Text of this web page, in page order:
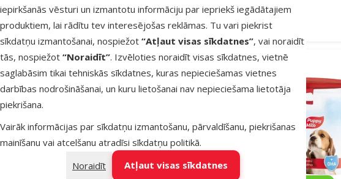
iepirkšanās vēsturi un izmantotu informāciju par iepriekš iegādātajiem
produktiem, lai rādītu tev interesējošas reklāmas. Tu vari piekrist
sīkdatņu izmantošanai, nospiežot “Atļaut visas sīkdatnes”, vai noraidīt
tās, nospiežot “Noraidīt”. Izvēloties noraidīt visas sīkdatnes, vietnē
saglabāsim tikai tehniskās sīkdatnes, kuras nepieciešamas vietnes
darbības nodrošināšanai, un kuru lietošanai nav nepieciešama lietotāja
piekrišana.
Vairāk informācijas par sīkdatņu izmantošanu, pārvaldīšanu, piekrišanas
mainīšanu vai atcelšanu atradīsi sīkdatņu politikā.
Noraidīt
Atļaut visas sīkdatnes
Kucēns Pieaudzis Seniors
Suņa lielums
Miniatūrs
Mazs
Vidējs
84
Liels
75
75
Noliktavā